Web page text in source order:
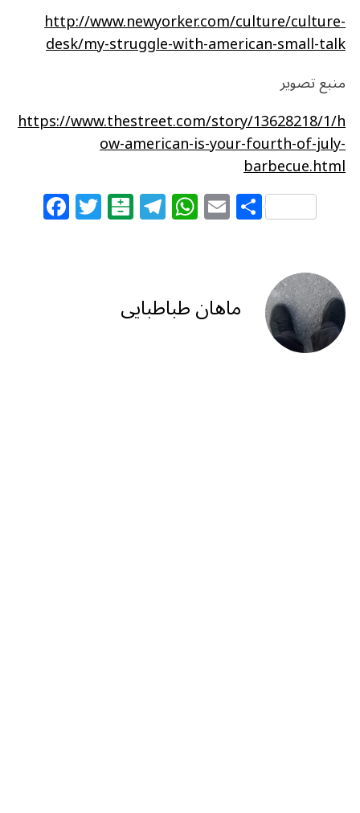
http://www.newyorker.com/culture/culture-
desk/my-struggle-with-american-small-talk
منبع تصویر
https://www.thestreet.com/story/13628218/1/h
ow-american-is-your-fourth-of-july-
barbecue.html
F
a T
w B
al
in
T
el
ra
m
W
h
A
p
E
m S
h
e ماهان طباطبایی